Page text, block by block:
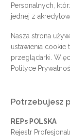
Personalnych,
jednej z
Nasza strona
ustawienia cookie
przeglądarki.
Polityce
Potrzebujesz
REPs POLSKA
Rejestr